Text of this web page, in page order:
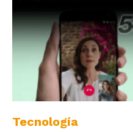
Tecnología